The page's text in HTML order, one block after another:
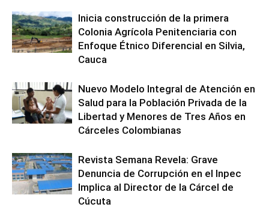
Inicia construcción de la primera
Colonia Agrícola Penitenciaria con
Enfoque Étnico Diferencial en Silvia,
Cauca
Nuevo Modelo Integral de Atención en
Salud para la Población Privada de la
Libertad y Menores de Tres Años en
Cárceles Colombianas
Revista Semana Revela: Grave
Denuncia de Corrupción en el Inpec
Implica al Director de la Cárcel de
Cúcuta